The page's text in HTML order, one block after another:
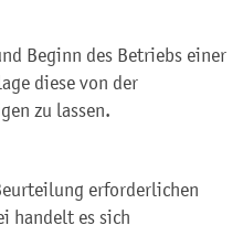
Beginn des Betriebs einer
diese von der
zu lassen.
erforderlichen
handelt es sich